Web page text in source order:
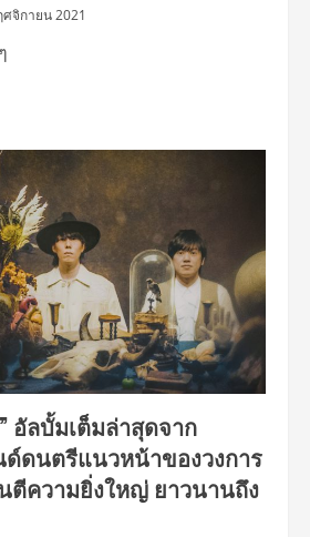
จิกายน 2021
อัลบั้มเต็มล่าสุดจาก
นด์ดนตรีแนวหน้าของวงการ
ตีความยิ่งใหญ่ ยาวนานถึง